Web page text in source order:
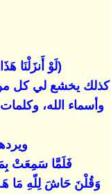
(لَوْ أَنزَلْنَا
كذلك يخشع لي كل من
وأسماء الله،
فَلَمَّا سَمِعَتْ
وَقُلْنَ حَاشَ لِلّهِ مَا